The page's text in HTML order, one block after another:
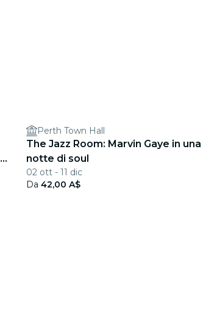
Perth Town Hall
The Jazz Room: Marvin Gaye in una
notte di soul
02 ott - 11 dic
Da 42,00 A$